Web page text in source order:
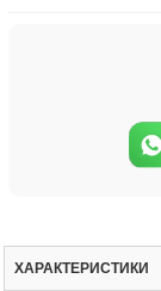
ХАРАКТЕРИСТИКИ